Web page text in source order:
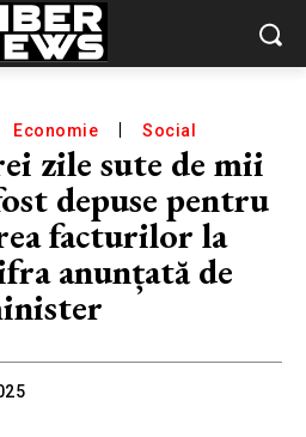
Economie Social
zile sute de mii
depuse pentru
facturilor la
anunțată de